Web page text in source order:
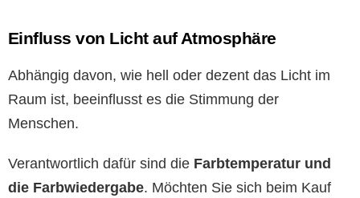
Einfluss von Licht auf Atmosphäre
Abhängig davon, wie hell oder dezent das Licht im
Raum ist, beeinflusst es die Stimmung der
Menschen.
Verantwortlich dafür sind die Farbtemperatur und
die Farbwiedergabe. Möchten Sie sich beim Kauf